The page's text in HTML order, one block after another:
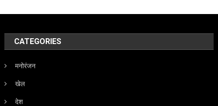
CATEGORIES
मनोरंजन
खेल
देश